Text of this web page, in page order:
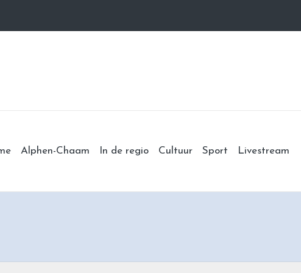
Alphen-Chaam In de regio Cultuur Sport Livestream